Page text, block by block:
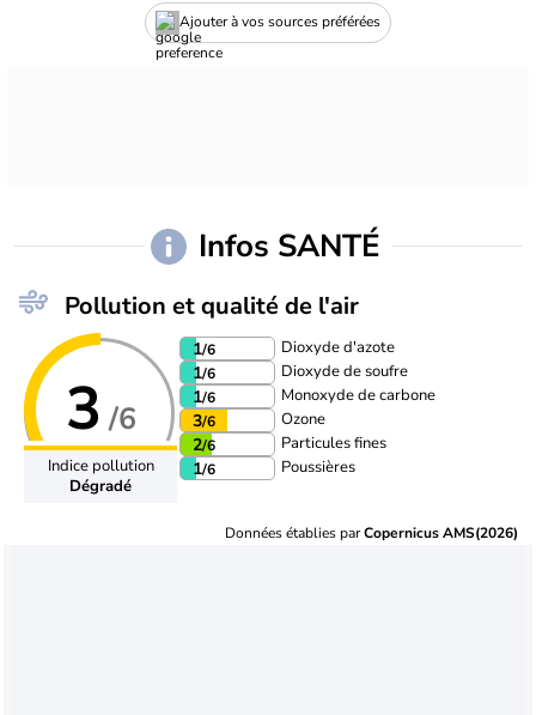
Ajouter à vos sources préférées
Infos SANTÉ
Pollution et qualité de l'air
3 /6
Indice pollution
Dégradé
1/6 Dioxyde d'azote
1/6 Dioxyde de soufre
1/6 Monoxyde de carbone
3/6 Ozone
2/6 Particules fines
1/6 Poussières
Données établies parCopernicus AMS(2026)